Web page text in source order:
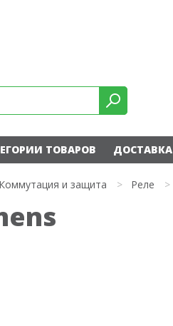
ТОВАРОВ ДОСТАВКА
Коммутация и защита > Реле >